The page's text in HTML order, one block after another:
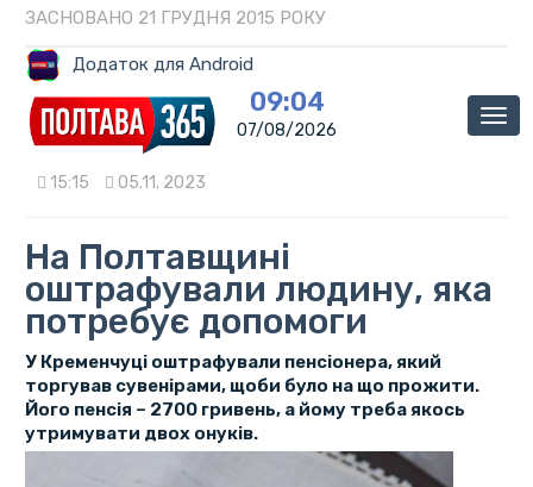
ЗАСНОВАНО 21 ГРУДНЯ 2015 РОКУ
Додаток для Android
09:04
07/08/2026
15:15 05.11. 2023
На Полтавщині
оштрафували людину, яка
потребує допомоги
У Кременчуці оштрафували пенсіонера, який
торгував сувенірами, щоби було на що прожити.
Його пенсія – 2700 гривень, а йому треба якось
утримувати двох онуків.